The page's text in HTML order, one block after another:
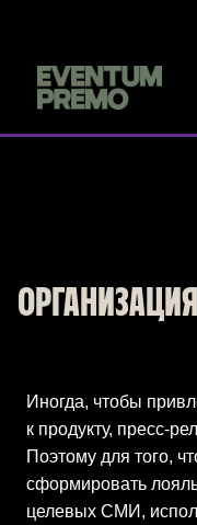
Иногда, чтобы
к продукту, пресс-
Поэтому для того,
сформировать
целевых СМИ,